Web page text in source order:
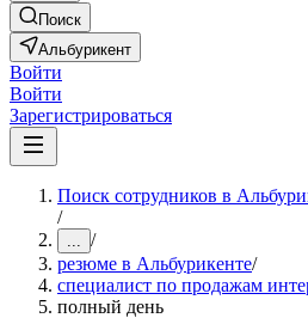
Поиск
Альбурикент
Войти
Войти
Зарегистрироваться
Поиск сотрудников в
/
... /
резюме в Альбурикенте/
специалист по продажам
полный день